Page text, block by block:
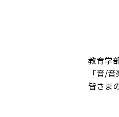
教育学
「音/
皆さま